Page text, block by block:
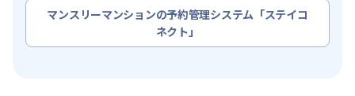
マンスリーマンションの予約管理システム「ステイコ
ネクト」